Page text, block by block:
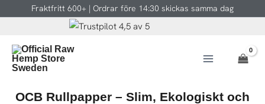
Fraktfritt 600+ | Ordrar före 14:30 skickas samma dag
OCB Rullpapper – Slim, Ekologiskt och